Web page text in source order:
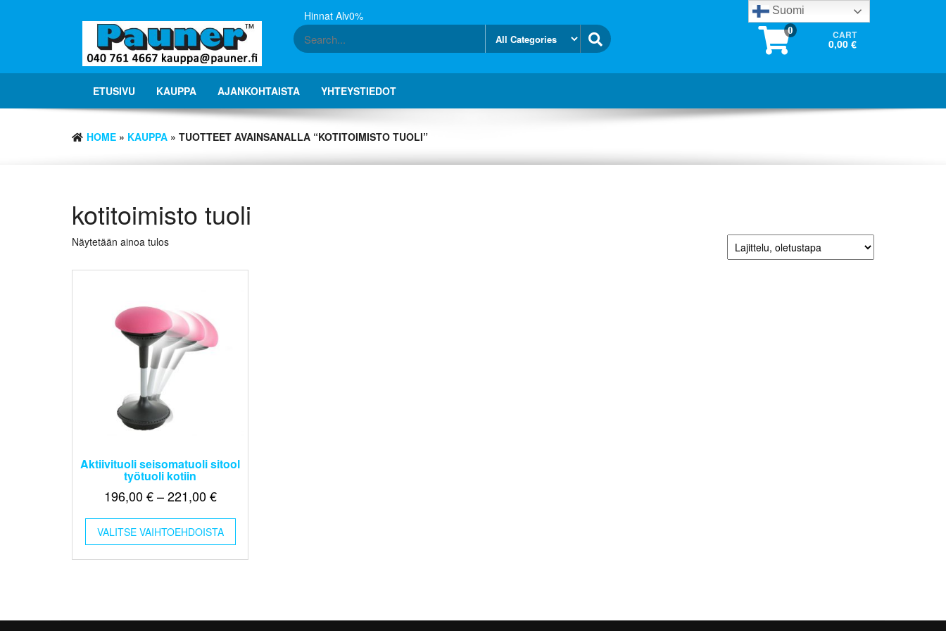
Hinnat Alv0%
0 CART
0,00 €
ETUSIVU KAUPPA AJANKOHTAISTA YHTEYSTIEDOT
HOME » KAUPPA » TUOTTEET AVAINSANALLA “KOTITOIMISTO TUOLI”
kotitoimisto tuoli
Näytetään ainoa tulos
Aktiivituoli seisomatuoli sitool
työtuoli kotiin
196,00€ – 221,00€Hintaluokka:
-
221,00 €
VALITSE VAIHTOEHDOISTA
Tällä
on
useampi
Suomi